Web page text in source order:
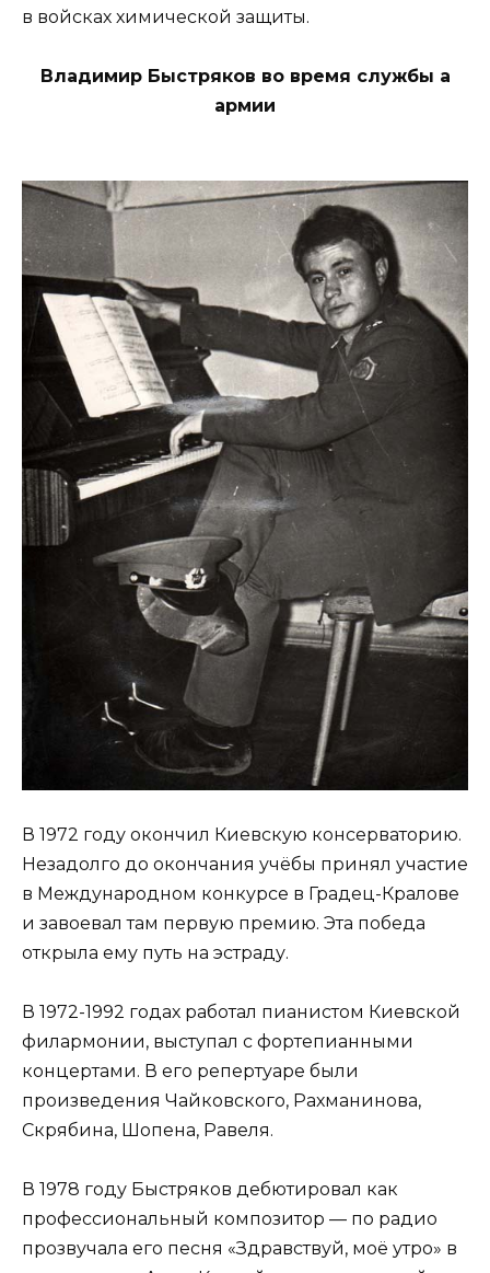
в войсках химической защиты.
Владимир Быстряков во время службы а
армии
В 1972 году окончил Киевскую консерваторию.
Незадолго до окончания учёбы принял участие
в Международном конкурсе в Градец-Кралове
и завоевал там первую премию. Эта победа
открыла ему путь на эстраду.
В 1972-1992 годах работал пианистом Киевской
филармонии, выступал с фортепианными
концертами. В его репертуаре были
произведения Чайковского, Рахманинова,
Скрябина, Шопена, Равеля.
В 1978 году Быстряков дебютировал как
профессиональный композитор — по радио
прозвучала его песня «Здравствуй, моё утро» в